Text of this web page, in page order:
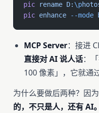
pic rename D: \p
pic enhance --mode
MCP Server：接进
直接对 AI 说人话：
100 像素」，它就通
为什么要做后两种？因
的，不只是人，还有 AI。